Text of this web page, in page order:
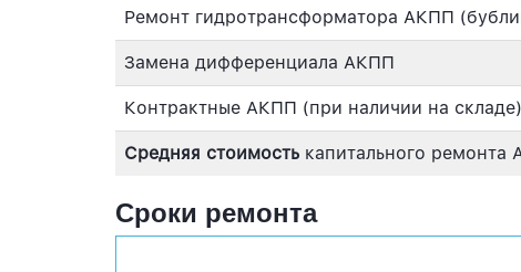
Ремонт гидротрансформатора АКПП
Замена дифференциала АКПП
Контрактные АКПП (при наличии на складе)
Средняя стоимостькапитального ремонта
Сроки ремонта